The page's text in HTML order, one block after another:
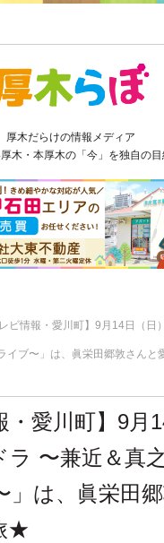
厚木だらけの情報メディア
木・本厚木の「今」を独自の目
ビ情報・愛川町】9月14日（日
イブ〜」は、眞栄田郷敦さん
・愛川町】9月
ラ 〜兼近＆真
」は、眞栄田
★